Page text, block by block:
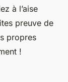
à l’aise
preuve de
propres
!